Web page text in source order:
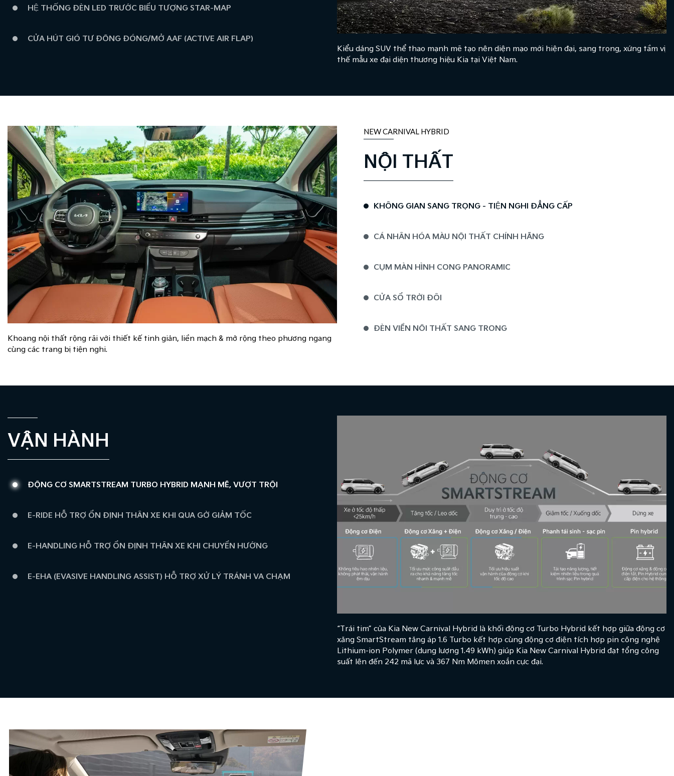
HỆ THỐNG ĐÈN LED TRƯỚC BIỂU TƯỢNG STAR-MAP
CỬA HÚT GIÓ TỰ ĐỘNG ĐÓNG/MỞ AAF (ACTIVE AIR FLAP)
Kiểu dáng SUV thể thao mạnh mẽ tạo nên diện mạo mới hiện đại, sang trọng, xứng tầm vị
thế mẫu xe đại diện thương hiệu Kia tại Việt Nam.
Khoang nội thất rộng rãi với thiết kế tinh giản, liền mạch & mở rộng theo phương ngang
cùng các trang bị tiện nghi.
NEW CARNIVAL HYBRID
NỘI THẤT
KHÔNG GIAN SANG TRỌNG - TIỆN NGHI ĐẲNG CẤP
CÁ NHÂN HÓA MÀU NỘI THẤT CHÍNH HÃNG
CỤM MÀN HÌNH CONG PANORAMIC​
CỬA SỔ TRỜI ĐÔI
ĐÈN VIỀN NỘI THẤT SANG TRỌNG​
VẬN HÀNH
ĐỘNG CƠ SMARTSTREAM TURBO HYBRID MẠNH MẼ, VƯỢT TRỘI
E-RIDE HỖ TRỢ ỔN ĐỊNH THÂN XE KHI QUA GỜ GIẢM TỐC
E-HANDLING HỖ TRỢ ỔN ĐỊNH THÂN XE KHI CHUYỂN HƯỚNG
E-EHA (EVASIVE HANDLING ASSIST) HỖ TRỢ XỬ LÝ TRÁNH VA CHẠM
“Trái tim” của Kia New Carnival Hybrid là khối động cơ Turbo Hybrid kết hợp giữa động cơ
xăng SmartStream tăng áp 1.6 Turbo kết hợp cùng động cơ điện tích hợp pin công nghệ
Lithium-ion Polymer (dung lượng 1.49 kWh) giúp Kia New Carnival Hybrid đạt tổng công
suất lên đến 242 mã lực và 367 Nm Mômen xoắn cực đại.